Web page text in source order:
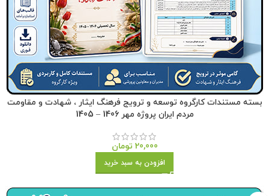
بسته مستندات کارگروه توسعه و ترویج فرهنگ ایثار ، شهادت و مقاومت
مردم ایران پروژه مهر 1406 – 1405
20,000 تومان
افزودن به سبد خرید